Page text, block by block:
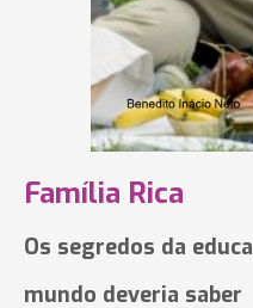
Família Rica
Os segredos da
mundo deveria saber